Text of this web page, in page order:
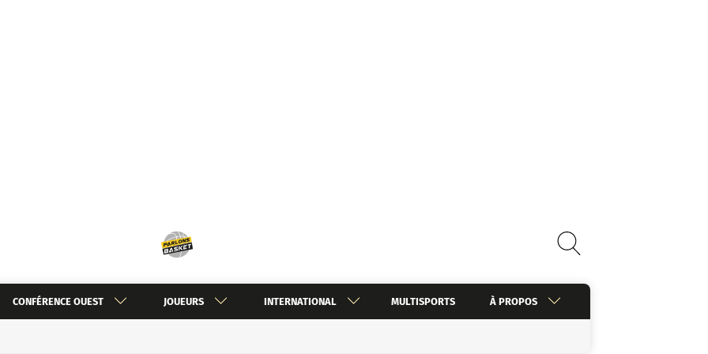
CONFÉRENCE OUEST JOUEURS INTERNATIONAL MULTISPORTS À PROPOS